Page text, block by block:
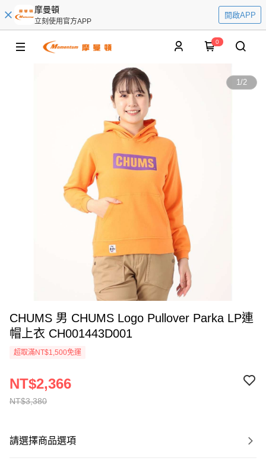
摩曼頓
立刻使用官方APP
開啟APP
0
1/2
CHUMS 男 CHUMS Logo Pullover Parka LP連
帽上衣 CH001443D001
超取滿NT$1,500免運
NT$3,380
NT$2,366
請選擇商品選項